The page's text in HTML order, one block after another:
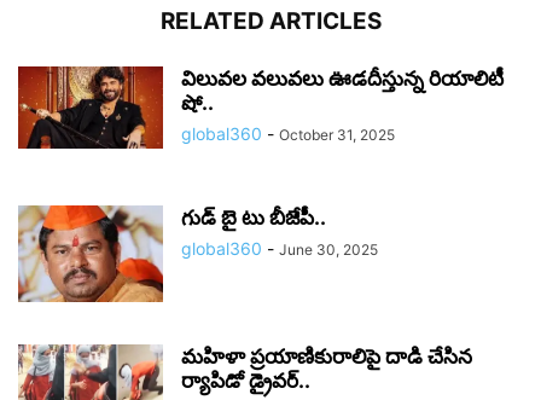
RELATED ARTICLES
విలువల వలువలు ఊడదీస్తున్న రియాలిటీ
షో..
global360 - October 31, 2025
గుడ్ బై టు బీజేపీ..
global360 - June 30, 2025
మహిళా ప్రయాణికురాలిపై దాడి చేసిన
ర్యాపిడో డ్రైవర్‌..